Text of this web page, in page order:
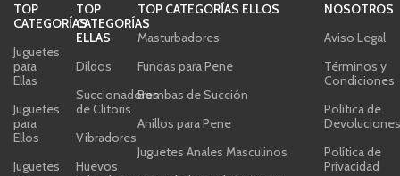
TOP
CATEGORÍAS
Juguetes
para
Ellas
Juguetes
para
Ellos
Juguetes
TOP
CATEGORÍAS
ELLAS
Dildos
Succionadores
de Clítoris
Vibradores
Huevos
TOP CATEGORÍAS ELLOS
Masturbadores
Fundas para Pene
Bombas de Succión
Anillos para Pene
Juguetes Anales Masculinos
NOSOTROS
Aviso Legal
Términos y
Condiciones
Política de
Política de
Privacidad